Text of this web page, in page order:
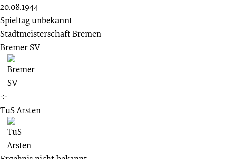
20.08.1944
Spieltag unbekannt
Stadtmeisterschaft Bremen
Bremer SV
-:-
TuS Arsten